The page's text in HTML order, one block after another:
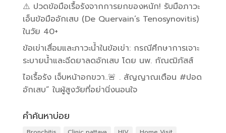
⚠️ ปวดข้อมือเรื้อรังจากการยกของหนัก! รับมือภาวะ
เอ็นข้อมืออักเสบ (De Quervain’s Tenosynovitis)
ในวัย 40+
ข้อเข่าเสื่อมและภาวะน้ำในข้อเข่า: กรณีศึกษาการเจาะ
ระบายน้ำและฉีดยาลดอักเสบ โดย นพ. กัณฒิภัสส์
ไอเรื้อรัง เจ็บหน้าอกขวา..🚨 . สัญญาณเตือน #ปอด
อักเสบ” ในผู้สูงวัยที่อย่านิ่งนอนใจ
คำค้นหาบ่อย